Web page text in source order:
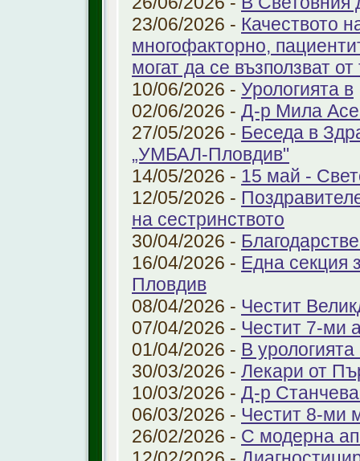
23/06/2026 - Качеството
многофакторно,
могат да се възползват от
10/06/2026 - Урологията в
02/06/2026 - Д-р Мила
27/05/2026 - Беседа в
„УМБАЛ-Пловдив"
14/05/2026 - 15 май -
12/05/2026 -
на сестринството
30/04/2026 -
16/04/2026 - Една секция
Пловдив
08/04/2026 - Честит
07/04/2026 - Честит 7-ми
01/04/2026 - В урологията
30/03/2026 - Лекари от
10/03/2026 - Д-р
06/03/2026 - Честит 8-ми
26/02/2026 - С модерна